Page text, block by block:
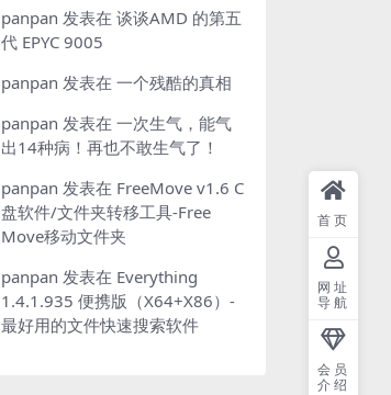
panpan 发表在 谈谈AMD 的第五
代 EPYC 9005
panpan 发表在 一个残酷的真相
panpan 发表在 一次生气，能气
出14种病！再也不敢生气了！
panpan 发表在 FreeMove v1.6 C
盘软件/文件夹转移工具-Free
Move移动文件夹
panpan 发表在 Everything
1.4.1.935 便携版（X64+X86）-
最好用的文件快速搜索软件
首页
网址
导航
会员
介绍